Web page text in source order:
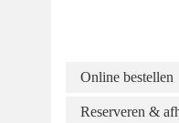
Online bestellen
Reserveren &